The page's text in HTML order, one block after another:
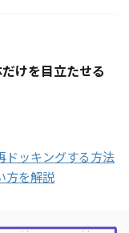
けを目立たせる
ドッキングする方法
方を解説